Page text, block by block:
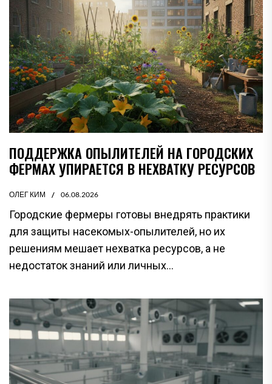
ПОДДЕРЖКА ОПЫЛИТЕЛЕЙ НА ГОРОДСКИХ
ФЕРМАХ УПИРАЕТСЯ В НЕХВАТКУ РЕСУРСОВ
ОЛЕГ КИМ 06.08.2026
Городские фермеры готовы внедрять практики
для защиты насекомых-опылителей, но их
решениям мешает нехватка ресурсов, а не
недостаток знаний или личных...